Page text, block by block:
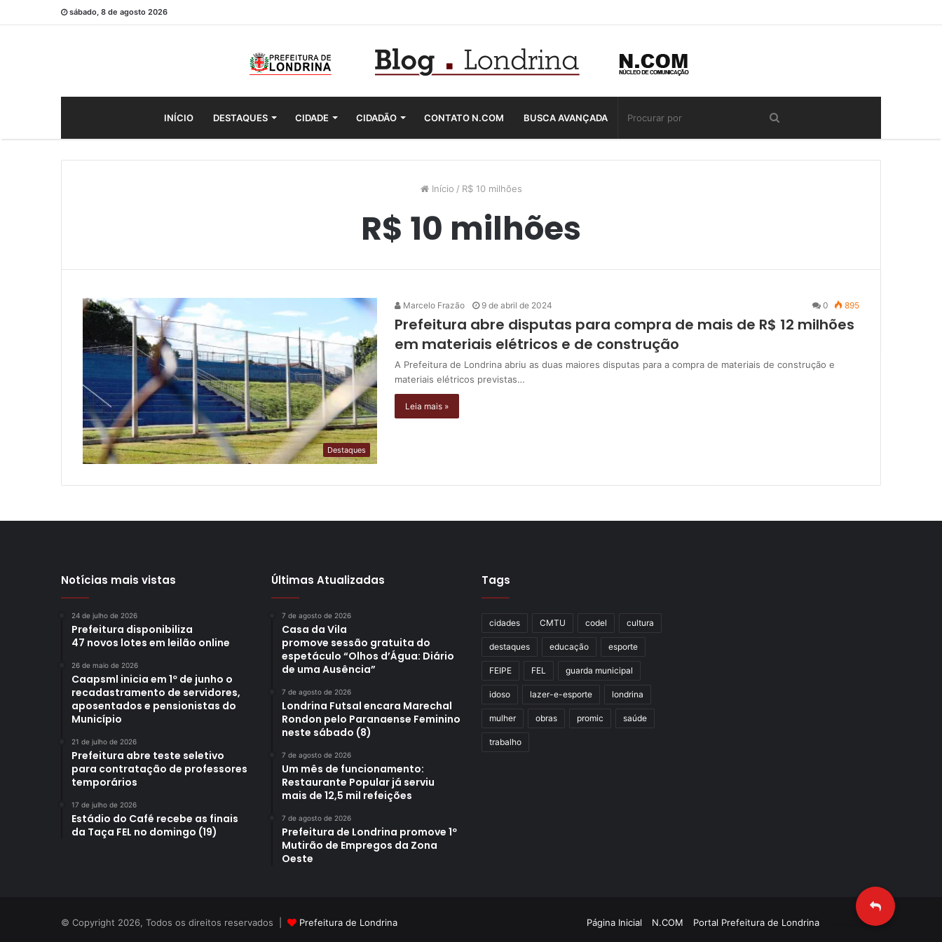
sábado, 8 de agosto 2026
INÍCIO DESTAQUES CIDADE CIDADÃO CONTATO N.COM BUSCA AVANÇADA
Início / R$ 10 milhões
R$ 10 milhões
Destaques
Marcelo Frazão 9 de abril de 2024 0 895
Prefeitura abre disputas para compra de mais de R$ 12 milhões
em materiais elétricos e de construção
A Prefeitura de Londrina abriu as duas maiores disputas para a compra de materiais de construção e
materiais elétricos previstas…
Leia mais »
Notícias mais vistas
24 de julho de 2026
Prefeitura disponibiliza
47 novos lotes em leilão online
26 de maio de 2026
Caapsml inicia em 1º de junho o
recadastramento de servidores,
aposentados e pensionistas do
Município
21 de julho de 2026
Prefeitura abre teste seletivo
para contratação de professores
temporários
17 de julho de 2026
Estádio do Café recebe as finais
da Taça FEL no domingo (19)
Últimas Atualizadas
7 de agosto de 2026
Casa da Vila
promove sessão gratuita do
espetáculo “Olhos d’Água: Diário
de uma Ausência”
7 de agosto de 2026
Londrina Futsal encara Marechal
Rondon pelo Paranaense Feminino
neste sábado (8)
7 de agosto de 2026
Um mês de funcionamento:
Restaurante Popular já serviu
mais de 12,5 mil refeições
7 de agosto de 2026
Prefeitura de Londrina promove 1º
Mutirão de Empregos da Zona
Oeste
Tags
cidades CMTU codel cultura
destaques educação esporte
FEIPE FEL guarda municipal
idoso lazer-e-esporte londrina
mulher obras promic saúde
trabalho
© Copyright 2026, Todos os direitos reservados | Prefeitura de Londrina Criação de Sites TTG Sistemas
Página Inicial N.COM Portal Prefeitura de Londrina